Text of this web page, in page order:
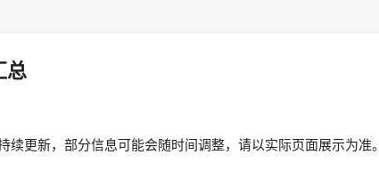
总
续更新，部分信息可能会随时间调整，请以实际页面展示为准。